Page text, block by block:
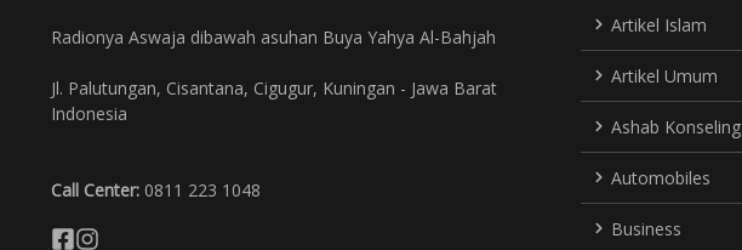
Radionya Aswaja dibawah asuhan Buya Yahya Al-Bahjah
Jl. Palutungan, Cisantana, Cigugur, Kuningan - Jawa Barat
Indonesia
Call Center: 0811 223 1048
Artikel Islam
Artikel Umum
Ashab Konseling
Automobiles
Business